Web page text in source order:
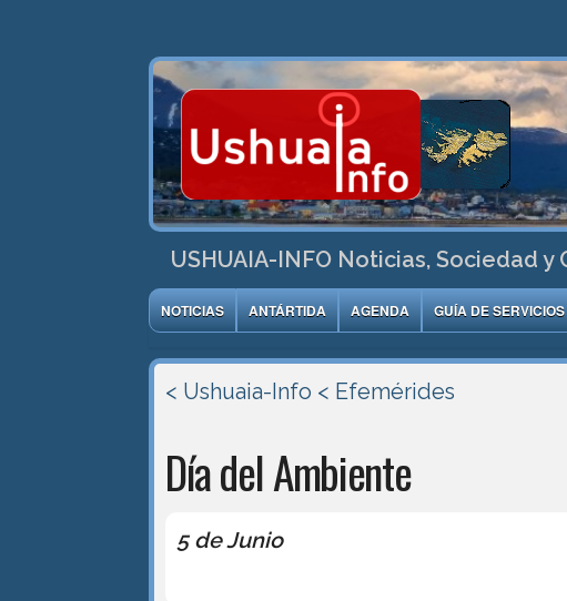
USHUAIA-INFO Noticias, Sociedad y
NOTICIAS ANTÁRTIDA AGENDA GUÍA DE SERVICIOS
< Ushuaia-Info < Efemérides
Día del Ambiente
5 de Junio